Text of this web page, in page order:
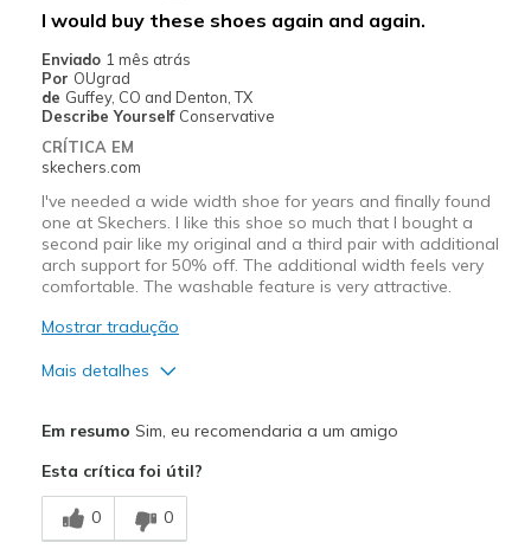
View On Shoes
Shoes are for Wearing
I would buy these shoes again and again.
Enviado 1 mês atrás
Por OUgrad
de Guffey, CO and Denton, TX
Describe Yourself Conservative
CRÍTICA EM
skechers.com
I've needed a wide width shoe for years and finally found
one at Skechers. I like this shoe so much that I bought a
second pair like my original and a third pair with additional
arch support for 50% off. The additional width feels very
comfortable. The washable feature is very attractive.
Mostrar tradução
Mais detalhes
Breathe Well
Comfortable
Em resumo Sim, eu recomendaria a um amigo
Esta crítica foi útil?
0 0